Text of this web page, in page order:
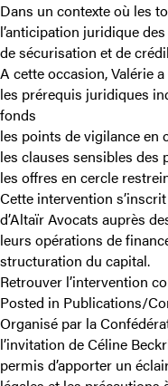
Dans un contexte où les
l’anticipation juridique
de sécurisation et de
A cette occasion, Valérie
les prérequis juridiques
fonds
les points de vigilance en
les clauses sensibles des
les offres en cercle
Cette intervention
d’Altaïr Avocats auprès
leurs opérations de
structuration du capital.
Retrouver l’intervention
Posted in Publications/
Organisé par la
l’invitation de Céline
permis d’apporter un